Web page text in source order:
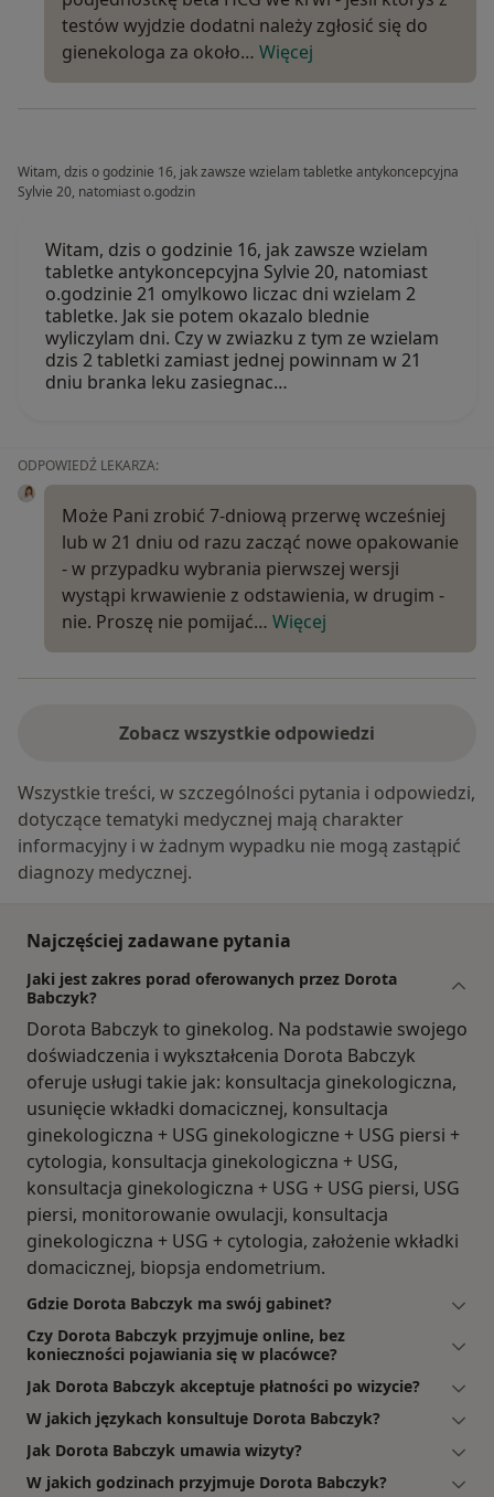
testów wyjdzie dodatni należy zgłosić się do
gienekologa za około… Więcej
Witam, dzis o godzinie 16, jak zawsze wzielam tabletke antykoncepcyjna
Sylvie 20, natomiast o.godzin
Witam, dzis o godzinie 16, jak zawsze wzielam
tabletke antykoncepcyjna Sylvie 20, natomiast
o.godzinie 21 omylkowo liczac dni wzielam 2
tabletke. Jak sie potem okazalo blednie
wyliczylam dni. Czy w zwiazku z tym ze wzielam
dzis 2 tabletki zamiast jednej powinnam w 21
dniu branka leku zasiegnac…
ODPOWIEDŹ LEKARZA:
Może Pani zrobić 7-dniową przerwę wcześniej
lub w 21 dniu od razu zacząć nowe opakowanie
- w przypadku wybrania pierwszej wersji
wystąpi krwawienie z odstawienia, w drugim -
nie. Proszę nie pomijać… Więcej
Zobacz wszystkie odpowiedzi
Wszystkie treści, w szczególności pytania i odpowiedzi,
dotyczące tematyki medycznej mają charakter
informacyjny i w żadnym wypadku nie mogą zastąpić
diagnozy medycznej.
Najczęściej zadawane pytania
Jaki jest zakres porad oferowanych przez Dorota
Babczyk?
Dorota Babczyk to ginekolog. Na podstawie swojego
doświadczenia i wykształcenia Dorota Babczyk
oferuje usługi takie jak: konsultacja ginekologiczna,
usunięcie wkładki domacicznej, konsultacja
ginekologiczna + USG ginekologiczne + USG piersi +
cytologia, konsultacja ginekologiczna + USG,
konsultacja ginekologiczna + USG + USG piersi, USG
piersi, monitorowanie owulacji, konsultacja
ginekologiczna + USG + cytologia, założenie wkładki
domacicznej, biopsja endometrium.
Gdzie Dorota Babczyk ma swój gabinet?
Czy Dorota Babczyk przyjmuje online, bez
konieczności pojawiania się w placówce?
Jak Dorota Babczyk akceptuje płatności po wizycie?
W jakich językach konsultuje Dorota Babczyk?
Jak Dorota Babczyk umawia wizyty?
W jakich godzinach przyjmuje Dorota Babczyk?